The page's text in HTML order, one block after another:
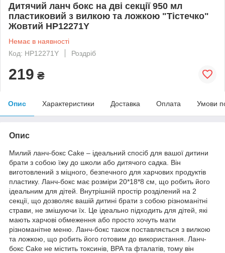
Дитячий ланч бокс на дві секції 950 мл
пластиковий з вилкою та ложкою "Тістечко"
Жовтий HP12271Y
Немає в наявності
Код: HP12271Y
Роздріб
219 ₴
Опис Характеристики Доставка Оплата Умови
Опис
Милий ланч-бокс Cake – ідеальний спосіб для вашої дитини
брати з собою їжу до школи або дитячого садка. Він
виготовлений з міцного, безпечного для харчових продуктів
пластику. Ланч-бокс має розміри 20*18*8 см, що робить його
ідеальним для дітей. Внутрішній простір розділений на 2
секції, що дозволяє вашій дитині брати з собою різноманітні
страви, не змішуючи їх. Це ідеально підходить для дітей, які
мають харчові обмеження або просто хочуть мати
різноманітне меню. Ланч-бокс також поставляється з вилкою
та ложкою, що робить його готовим до використання. Ланч-
бокс Cake не містить токсинів, BPA та фталатів, тому він